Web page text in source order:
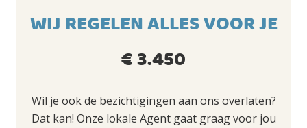
WIJ REGELEN ALLES VOOR JE
€ 3.450
Wil je ook de bezichtigingen aan ons overlaten?
Dat kan! Onze lokale Agent gaat graag voor jou